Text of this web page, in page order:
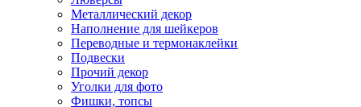
Металлический декор
Наполнение для шейкеров
Переводные и термонаклейки
Подвески
Прочий декор
Уголки для фото
Фишки, топсы